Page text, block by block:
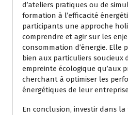
d’ateliers pratiques ou de
formation à l’efficacité
participants une approche
comprendre et agir sur les
consommation d’énergie. Elle
bien aux particuliers soucieux
empreinte écologique qu’aux
cherchant à optimiser les
énergétiques de leur
En conclusion, investir dans